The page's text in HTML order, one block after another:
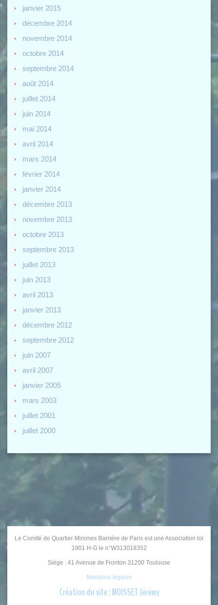
janvier 2015
décembre 2014
novembre 2014
octobre 2014
septembre 2014
août 2014
juillet 2014
juin 2014
mai 2014
avril 2014
mars 2014
février 2014
janvier 2014
décembre 2013
novembre 2013
octobre 2013
septembre 2013
juillet 2013
juin 2013
avril 2013
janvier 2013
décembre 2012
septembre 2012
juin 2007
avril 2007
janvier 2005
mars 2003
juillet 2001
juillet 2000
Le Comité de Quartier Minimes Barrière de Paris est une Association loi
1901 H-G le n°W313018352
Siége : 41 Avenue de Fronton 31200 Toulouse
Mentions légales
Création du site : MOISSET Jérémy